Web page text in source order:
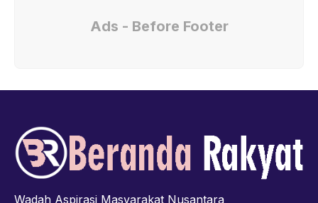
Ads - Before Footer
Wadah Aspirasi Masyarakat Nusantara